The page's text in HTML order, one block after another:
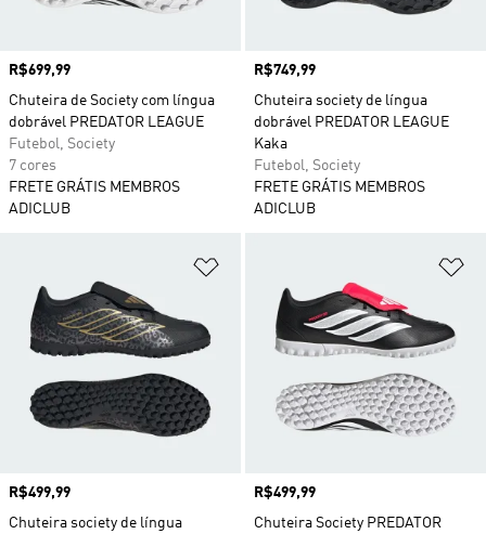
Preço
R$699,99
Chuteira de Society com língua
dobrável PREDATOR LEAGUE
Futebol, Society
7 cores
FRETE GRÁTIS MEMBROS
ADICLUB
Preço
R$749,99
Chuteira society de língua
dobrável PREDATOR LEAGUE
Kaka
Futebol, Society
FRETE GRÁTIS MEMBROS
ADICLUB
Preço
R$499,99
Chuteira society de língua
Preço
R$499,99
Chuteira Society PREDATOR